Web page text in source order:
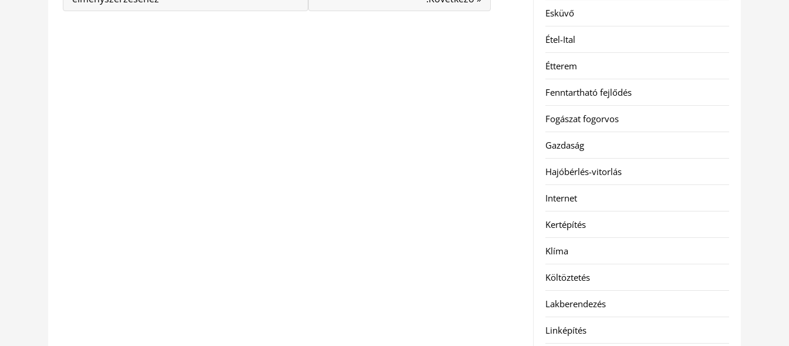
Esküvő
Étel-Ital
Étterem
Fenntartható fejlődés
Fogászat fogorvos
Gazdaság
Hajóbérlés-vitorlás
Internet
Kertépítés
Klíma
Költöztetés
Lakberendezés
Linképítés